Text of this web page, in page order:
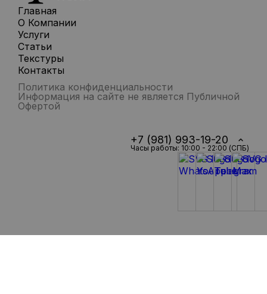
Главная
О Компании
Услуги
Статьи
Текстуры
Контакты
Политика конфиденциальности
Информация на сайте не является Публичной
Офертой
+7 (981) 993-19-20
Часы работы: 10:00 - 22:00 (СПБ)